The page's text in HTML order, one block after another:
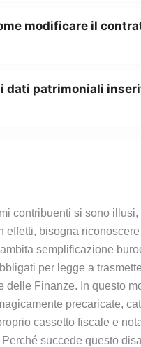
modificare il
i dati patrimoniali
contribuenti si sono
bisogna
semplificazione
per legge a
Finanze. In questo
precaricate,
cassetto fiscale e
succede questo